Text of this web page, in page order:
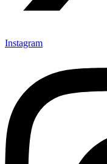
Instagram